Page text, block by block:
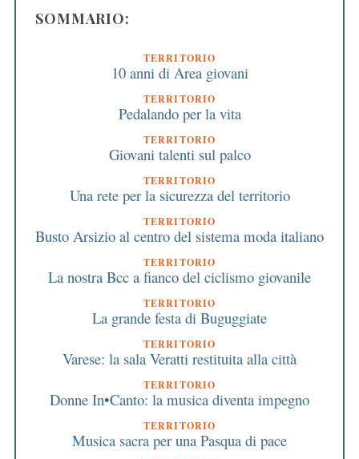
SOMMARIO:
TERRITORIO
10 anni di Area giovani
TERRITORIO
Pedalando per la vita
TERRITORIO
Giovani talenti sul palco
TERRITORIO
Una rete per la sicurezza del territorio
TERRITORIO
Busto Arsizio al centro del sistema moda italiano
TERRITORIO
La nostra Bcc a fianco del ciclismo giovanile
TERRITORIO
La grande festa di Buguggiate
TERRITORIO
Varese: la sala Veratti restituita alla città
TERRITORIO
Donne In•Canto: la musica diventa impegno
TERRITORIO
Musica sacra per una Pasqua di pace